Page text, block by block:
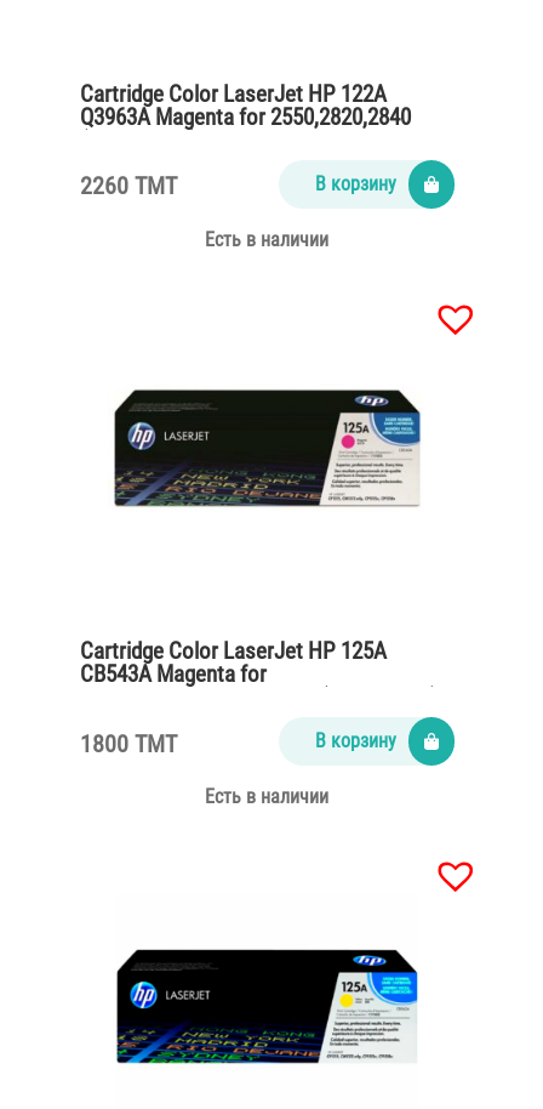
Cartridge Color LaserJet HP 122A
Q3963A Magenta for 2550,2820,2840
(4000 pages)
2260 TMT В корзину
Есть в наличии
Cartridge Color LaserJet HP 125A
CB543A Magenta for
1800 TMT В корзину
Есть в наличии